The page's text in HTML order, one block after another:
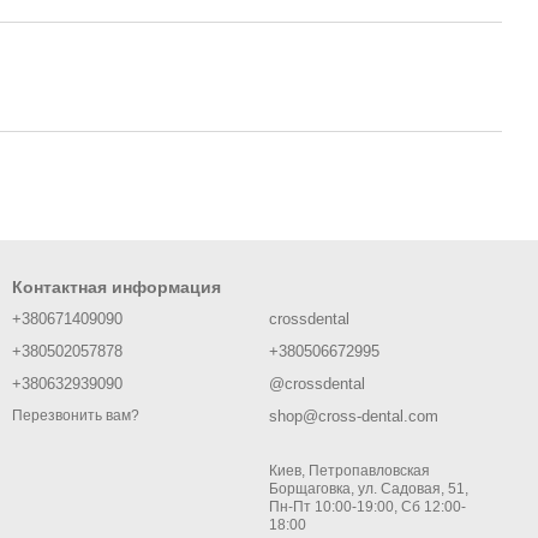
Контактная информация
+380671409090
+380502057878
+380632939090
Перезвонить вам?
crossdental
+380506672995
@crossdental
shop@cross-dental.com
Киев, Петропавловская
Борщаговка, ул. Садовая, 51,
Пн-Пт 10:00-19:00, Сб 12:00-
18:00